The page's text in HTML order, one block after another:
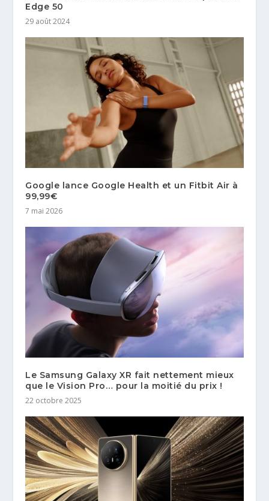
Edge 50
29 août 2024
Google lance Google Health et un Fitbit Air à
99,99€
7 mai 2026
Le Samsung Galaxy XR fait nettement mieux
que le Vision Pro… pour la moitié du prix !
22 octobre 2025